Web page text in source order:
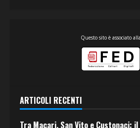
Questo sito è associato alla
ARTICOLI RECENTI
Tra Macari, San Vito e Custonaci: